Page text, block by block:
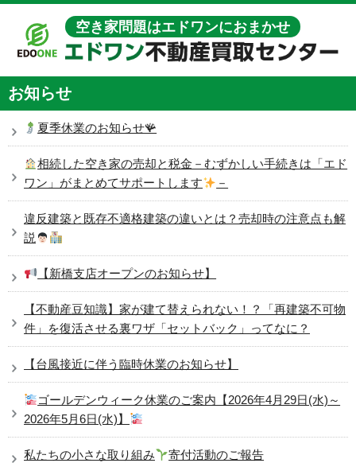
空き家問題はエドワンにおまかせ
お知らせ
夏季休業のお知らせ🪸
相続した空き家の売却と税金－むずかしい手続きは「エド
ワン」がまとめてサポートします
－
違反建築と既存不適格建築の違いとは？売却時の注意点も解
説
【新橋支店オープンのお知らせ】
【不動産豆知識】家が建て替えられない！？「再建築不可物
件」を復活させる裏ワザ「セットバック」ってなに？
【台風接近に伴う臨時休業のお知らせ】
ゴールデンウィーク休業のご案内【2026年4月29日(水)～
2026年5月6日(水)】
私たちの小さな取り組み 寄付活動のご報告